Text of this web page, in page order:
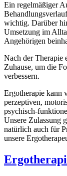
Ein regelmäßiger
wichtig. Darüber
Umsetzung im
Angehörigen
Nach der Therapie
Zuhause, um die
verbessern.
Ergotherapie kann
perzeptiven,
psychisch-
Unsere Zulassung
natürlich auch für
unsere